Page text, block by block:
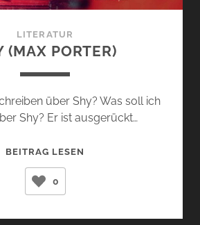
LITERATUR
(MAX PORTER)
über Shy? Was soll ich
Shy? Er ist ausgerückt…
BEITRAG LESEN
0